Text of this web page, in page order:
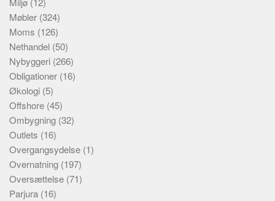
Møbler (324)
Moms (126)
Nethandel (50)
Nybyggeri (266)
Obligationer (16)
Økologi (5)
Offshore (45)
Ombygning (32)
Outlets (16)
Overgangsydelse (1)
Overnatning (197)
Oversættelse (71)
Parjura (16)